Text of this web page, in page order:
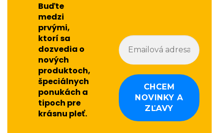
Buďte
medzi
prvými,
ktorí sa
dozvedia o
nových
produktoch,
špeciálnych
ponukách a
tipoch pre
krásnu pleť.